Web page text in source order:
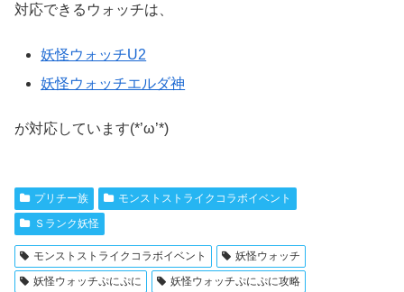
対応できるウォッチは、
妖怪ウォッチU2
妖怪ウォッチエルダ神
が対応しています(*’ω’*)
プリチー族
モンストストライクコラボイベント
Ｓランク妖怪
モンストストライクコラボイベント
妖怪ウォッチ
妖怪ウォッチぷにぷに
妖怪ウォッチぷにぷに攻略